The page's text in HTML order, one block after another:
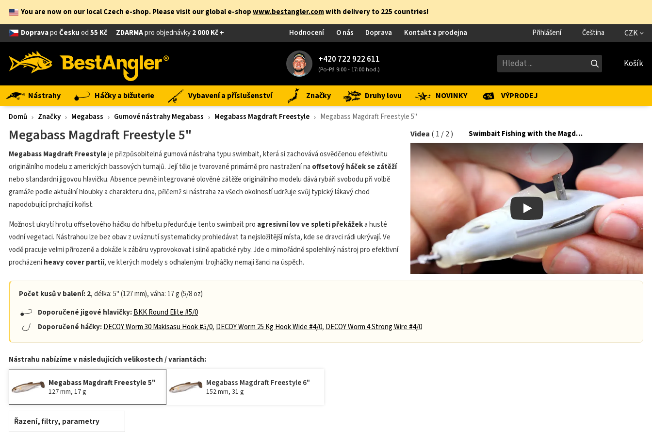
You are now on our local Czech e-shop. Please visit our global e-shopwww.bestangler.comwith delivery to 225 countries!
DopravapoČeskuod55 Kč ZDARMApro objednávky2 000 Kč + Hodnocení O nás Doprava Kontakt a prodejna Přihlášení Čeština CZK
+420 722 922 611
(Po-Pá 9:00 - 17:00 hod.) Košík
Nástrahy Háčky a bižuterie Vybavení a příslušenství Značky Druhy lovu NOVINKY VÝPRODEJ
Domů Značky Megabass Gumové nástrahy Megabass Megabass Magdraft Freestyle Megabass Magdraft Freestyle 5"
Videa ( 1 /2) Swimbait Fishing with the Magdraft Freestyle
Play
Megabass Magdraft Freestyle 5"
Megabass Magdraft Freestyleje přizpůsobitelná gumová nástraha typu swimbait, která si zachovává osvědčenou efektivitu
originálního modelu z amerických bassových turnajů. Její tělo je tvarované primárně pro nastražení na offsetový háček se zátěží
nebo standardní jigovou hlavičku. Absence pevně integrované olověné zátěže originálního modelu dává rybáři svobodu při volbě
gramáže podle aktuální hloubky a charakteru dna, přičemž si nástraha za všech okolností udržuje svůj typický lákavý chod
napodobující prchající kořist.
Možnost ukrytí hrotu offsetového háčku do hřbetu předurčuje tento swimbait pro agresivní lov ve spleti překážeka husté
vodní vegetaci. Nástrahou lze bez obav z uváznutí systematicky prohledávat ta nejsložitější místa, kde se dravci rádi ukrývají. Ve
vodě pracuje velmi přirozeně a dokáže k záběru vyprovokovat i silně apatické ryby. Jde o mimořádně spolehlivý nástroj pro efektivní
procházeníheavy cover partií, ve kterých modely s odhalenými trojháčky nemají šanci na úspěch.
Počet kusů v balení: 2, délka: 5" (127 mm), váha: 17 g (5/8 oz)
Doporučené jigové hlavičky:BKK Round Elite #5/0
Doporučené háčky:DECOY Worm 30 Makisasu Hook #5/0, DECOY Worm 25 Kg Hook Wide #4/0, DECOY Worm 4 Strong Wire #4/0
Nástrahu nabízíme v následujících velikostech / variantách:
Megabass Magdraft Freestyle 5"
127 mm, 17 g
Megabass Magdraft Freestyle 6"
152 mm, 31 g
Řazení, filtry, parametry